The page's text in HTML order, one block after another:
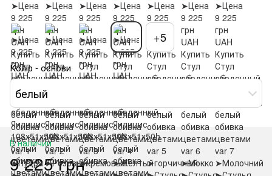
+5
Колір - основи
белый
В наличии
9 225 грн